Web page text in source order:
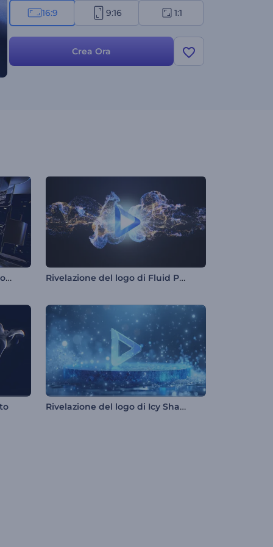
16:9 9:16 1:1
Crea Ora
Rivelazione del logo di Technology Capsule Rivelazione del logo di Fluid Particles
Rivelazione del logo di Icy Shards